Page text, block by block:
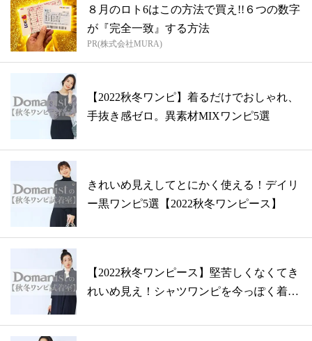
８月のロト6はこの方法で買え!!６つの数字
が『完全一致』する方法
PR(株式会社MURA)
【2022秋冬ワンピ】着るだけでおしゃれ、
手抜き感ゼロ。異素材MIXワンピ5選
きれいめ見えしてとにかく使える！デイリ
ー黒ワンピ5選【2022秋冬ワンピース】
【2022秋冬ワンピース】堅苦しくなくてき
れいめ見え！シャツワンピを今っぽく着